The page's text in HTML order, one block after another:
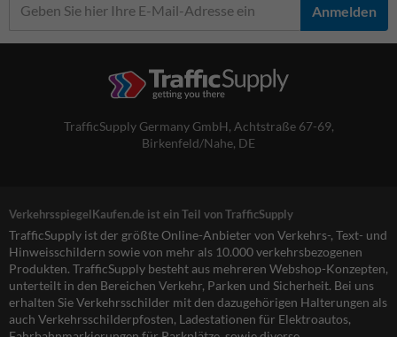
Anmelden
TrafficSupply Germany GmbH, Achtstraße 67-69,
Birkenfeld/Nahe, DE
VerkehrsspiegelKaufen.de ist ein Teil von TrafficSupply
TrafficSupply ist der größte Online-Anbieter von Verkehrs-, Text- und
Hinweisschildern sowie von mehr als 10.000 verkehrsbezogenen
Produkten. TrafficSupply besteht aus mehreren Webshop-Konzepten,
unterteilt in den Bereichen Verkehr, Parken und Sicherheit. Bei uns
erhalten Sie Verkehrsschilder mit den dazugehörigen Halterungen als
auch Verkehrsschilderpfosten, Ladestationen für Elektroautos,